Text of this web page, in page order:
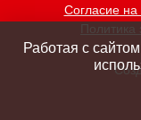
Согласие
Работая с